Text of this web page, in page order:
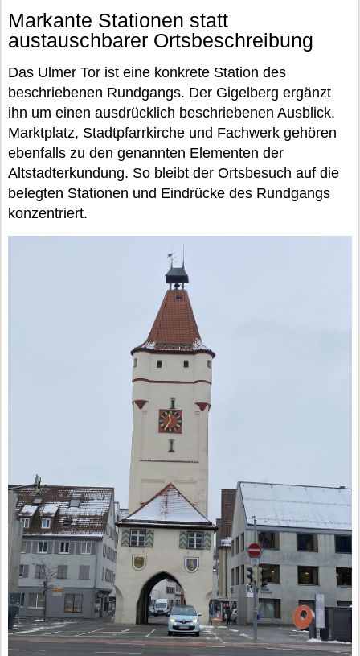
Markante Stationen statt
austauschbarer Ortsbeschreibung
Das Ulmer Tor ist eine konkrete Station des
beschriebenen Rundgangs. Der Gigelberg ergänzt
ihn um einen ausdrücklich beschriebenen Ausblick.
Marktplatz, Stadtpfarrkirche und Fachwerk gehören
ebenfalls zu den genannten Elementen der
Altstadterkundung. So bleibt der Ortsbesuch auf die
belegten Stationen und Eindrücke des Rundgangs
konzentriert.